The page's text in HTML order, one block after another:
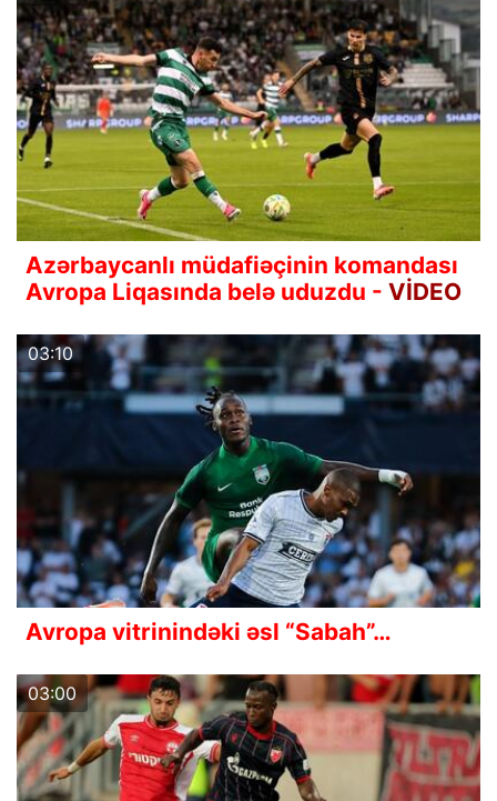
Azərbaycanlı müdafiəçinin komandası
Avropa Liqasında belə uduzdu - VİDEO
03:10
Avropa vitrinindəki əsl “Sabah”…
03:00